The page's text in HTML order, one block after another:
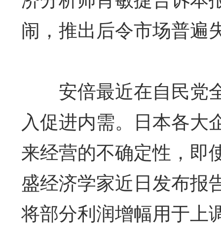
闹，推出后令市场普遍
安倍最近在自民党
入促进内需。日本各大
来经营的不确定性，即
盛经济学家近日发布报
将部分利润增幅用于上